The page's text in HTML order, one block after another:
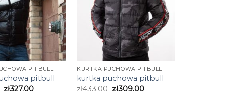
PITBULL
pitbull
zł327.00
KURTKA PUCHOWA PITBULL
kurtka puchowa pitbull
zł433.00 zł309.00